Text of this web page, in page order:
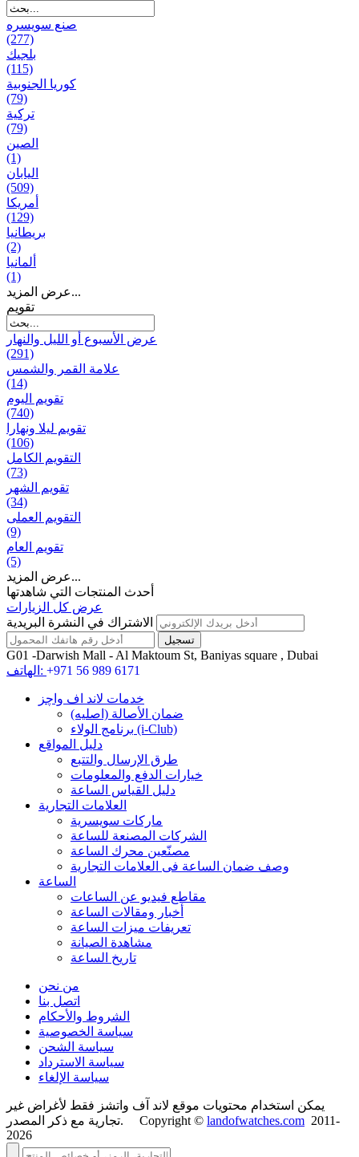
صنع سویسره
(277)
بلجيك
(115)
كوريا الجنوبية
(79)
تركية
(79)
الصين
(1)
اليابان
(509)
أمريكا
(129)
بریطانیا
(2)
ألمانيا
(1)
عرض المزيد...
تقويم
عرض الأسبوع أو الليل والنهار
(291)
علامة القمر والشمس
(14)
تقویم الیوم
(740)
تقويم ليلا ونهارا
(106)
التقويم الكامل
(73)
تقويم الشهر
(34)
التقويم العملی
(9)
تقويم العام
(5)
عرض المزيد...
أحدث المنتجات التي شاهدتها
عرض كل الزيارات
الاشتراك في النشرة البريدية
G01 -Darwish Mall - Al Maktoum St, Baniyas square , Dubai
الهاتف: +971 56 989 6171
خدمات لاند اف واچز
ضمان الأصالة (اصلیه)
برنامج الولاء (i-Club)
دليل المواقع
طرق الإرسال والتتبع
خيارات الدفع والمعلومات
دليل القياس الساعة
العلامات التجارية
ماركات سويسرية
الشركات المصنعة للساعة
مصنّعين محرك الساعة
وصف ضمان الساعة فی العلامات التجارية
الساعة
مقاطع فيديو عن الساعات
أخبار ومقالات الساعة
تعريفات ميزات الساعة
مشاهدة الصيانة
تاريخ الساعة
من نحن
اتصل بنا
الشروط والأحكام
سياسة الخصوصية
سياسة الشحن
سياسة الاسترداد
سياسة الإلغاء
يمكن استخدام محتويات موقع لاند آف واتشز فقط لأغراض غير
تجارية مع ذكر المصدر. Copyright © landofwatches.com 2011-
2026